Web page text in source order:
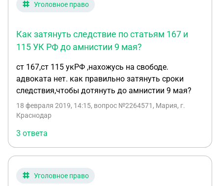
Уголовное право
Как затянуть следствие по статьям 167 и
115 УК РФ до амнистии 9 мая?
ст 167,ст 115 укРФ ,нахожусь на свободе.
адвоката нет. как правильно затянуть сроки
следствия,чтобы дотянуть до амнистии 9 мая?
18 февраля 2019, 14:15, вопрос №2264571, Мария, г.
Краснодар
3 ответа
Уголовное право